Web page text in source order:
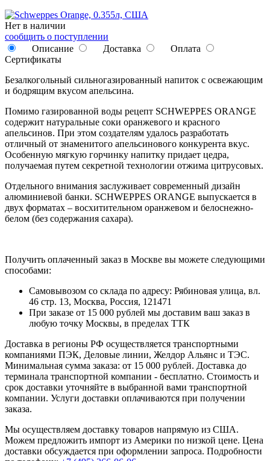
Нет в наличии
сообщить о поступлении
Описание
Доставка
Оплата
Сертификаты
Безалкогольный сильногазированный напиток с освежающим
и бодрящим вкусом апельсина.
Помимо газированной воды рецепт SCHWEPPES ORANGE
содержит натуральные соки оранжевого и красного
апельсинов. При этом создателям удалось разработать
отличный от знаменитого апельсинового конкурента вкус.
Особенную мягкую горчинку напитку придает цедра,
получаемая путем секретной технологии отжима цитрусовых.
Отдельного внимания заслуживает современный дизайн
алюминиевой банки. SCHWEPPES ORANGE выпускается в
двух форматах – восхитительном оранжевом и белоснежно-
белом (без содержания сахара).
Получить оплаченный заказ в Москве вы можете следующими
способами:
Самовывозом со склада по адресу: Рябиновая улица, вл.
46 стр. 13, Москва, Россия, 121471
При заказе от 15 000 рублей мы доставим ваш заказ в
любую точку Москвы, в пределах ТТК
Доставка в регионы РФ осуществляется транспортными
компаниями ПЭК, Деловые линии, Желдор Альянс и ТЭС.
Минимальная сумма заказа: от 15 000 рублей. Доставка до
терминала транспортной компании - бесплатно. Стоимость и
срок доставки уточняйте в выбранной вами транспортной
компании. Услуги доставки оплачиваются при получении
заказа.
Мы осуществляем доставку товаров напрямую из США.
Можем предложить импорт из Америки по низкой цене. Цена
доставки обсуждается при оформлении запроса. Подробности